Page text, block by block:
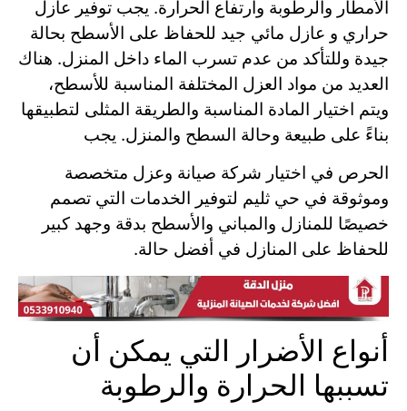
الأمطار والرطوبة وارتفاع الحرارة. يجب توفير عازل
حراري و عازل مائي جيد للحفاظ على الأسطح بحالة
جيدة وللتأكد من عدم تسرب الماء داخل المنزل. هناك
العديد من مواد العزل المختلفة المناسبة للأسطح،
ويتم اختيار المادة المناسبة والطريقة المثلى لتطبيقها
بناءً على طبيعة وحالة السطح والمنزل. يجب
الحرص في اختيار شركة صيانة وعزل متخصصة
وموثوقة في حي ثليم لتوفير الخدمات التي تصمم
خصيصًا للمنازل والمباني والأسطح بدقة وجهد كبير
للحفاظ على المنازل في أفضل حالة.
أنواع الأضرار التي يمكن أن
تسببها الحرارة والرطوبة